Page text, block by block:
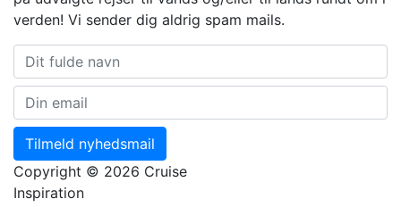
verden! Vi sender dig aldrig spam mails.
Tilmeld nyhedsmail
Copyright © 2026 Cruise
Inspiration